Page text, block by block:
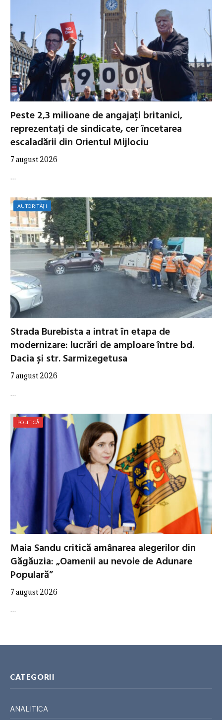
Peste 2,3 milioane de angajați britanici,
reprezentați de sindicate, cer încetarea
escaladării din Orientul Mijlociu
7 august 2026
…
AUTORITĂȚI
Strada Burebista a intrat în etapa de
modernizare: lucrări de amploare între bd.
Dacia și str. Sarmizegetusa
7 august 2026
…
POLITICĂ
Maia Sandu critică amânarea alegerilor din
Găgăuzia: „Oamenii au nevoie de Adunare
Populară”
7 august 2026
…
CATEGORII
ANALITICA